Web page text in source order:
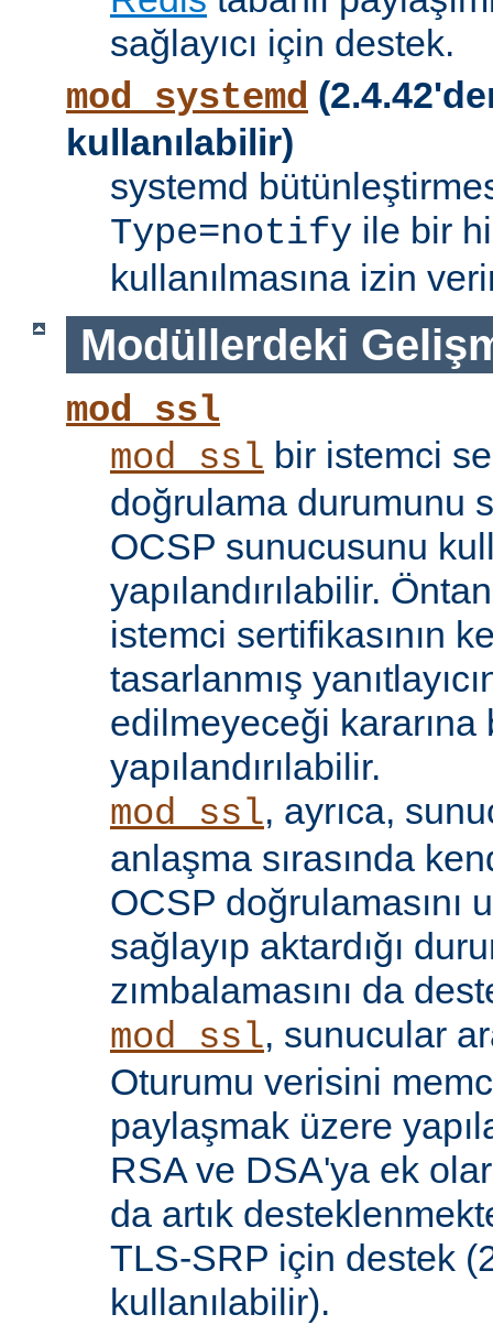
sağlayıcı için destek.
mod_systemd
kullanılabilir)
systemd
Type=notify ile bir
kullanılmasına izin
Modüllerdeki
mod_ssl
mod_ssl bir istemci
doğrulama durumunu
OCSP sunucusunu
yapılandırılabilir.
istemci sertifikasının
tasarlanmış
edilmeyeceği kararına
yapılandırılabilir.
mod_ssl, ayrıca,
anlaşma sırasında
OCSP doğrulamasını
sağlayıp aktardığı
zımbalamasını da
mod_ssl, sunucular
Oturumu verisini
paylaşmak üzere
RSA ve DSA'ya ek
da artık
TLS-SRP için destek
kullanılabilir).